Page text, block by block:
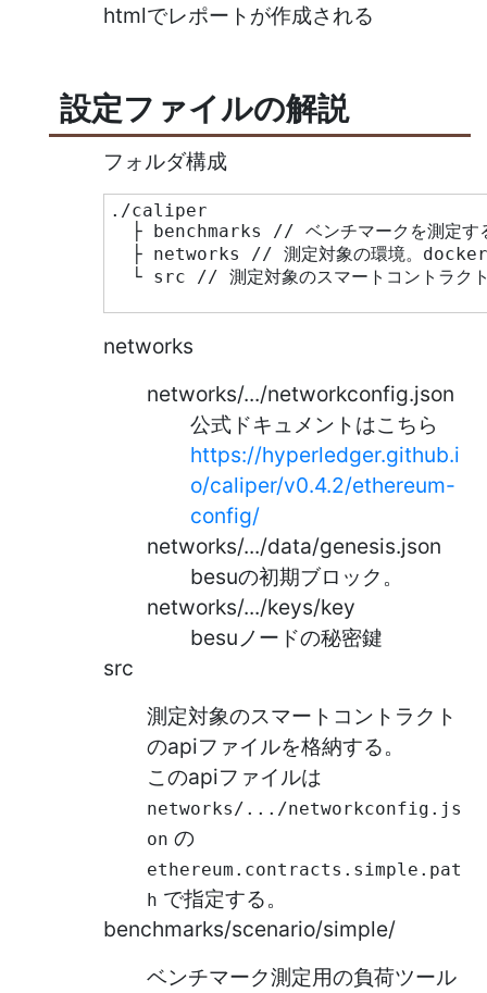
htmlでレポートが作成される
設定ファイルの解説
フォルダ構成
./caliper
├ benchmarks // ベンチマークを測定す
├ networks // 測定対象の環境。
└ src // 測定対象のスマートコントラク
networks
networks/.../networkconfig.json
公式ドキュメントはこちら
https://hyperledger.github.i
o/caliper/v0.4.2/ethereum-
config/
networks/.../data/genesis.json
besuの初期ブロック。
networks/.../keys/key
besuノードの秘密鍵
src
測定対象のスマートコントラクト
のapiファイルを格納する。
このapiファイルは
networks/.../networkconfig.js
on の
ethereum.contracts.simple.pat
h で指定する。
benchmarks/scenario/simple/
ベンチマーク測定用の負荷ツール